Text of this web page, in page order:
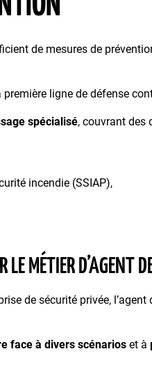
de mesures de
première ligne de défense
spécialisé, couvrant des
incendie (SSIAP),
MÉTIER D’AGENT
de sécurité privée,
face à divers scénarios et à